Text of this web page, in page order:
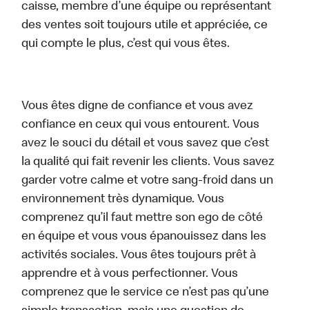
caisse, membre d’une équipe ou représentant
des ventes soit toujours utile et appréciée, ce
qui compte le plus, c’est qui vous êtes.
Vous êtes digne de confiance et vous avez
confiance en ceux qui vous entourent. Vous
avez le souci du détail et vous savez que c’est
la qualité qui fait revenir les clients. Vous savez
garder votre calme et votre sang-froid dans un
environnement très dynamique. Vous
comprenez qu’il faut mettre son ego de côté
en équipe et vous vous épanouissez dans les
activités sociales. Vous êtes toujours prêt à
apprendre et à vous perfectionner. Vous
comprenez que le service ce n’est pas qu’une